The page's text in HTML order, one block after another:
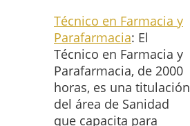
Técnico en Farmacia y
Parafarmacia: El
Técnico en Farmacia y
Parafarmacia, de 2000
horas, es una titulación
del área de Sanidad
que capacita para